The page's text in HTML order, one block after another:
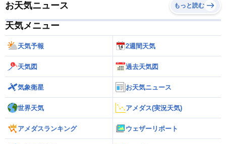
お天気ニュース もっと読む
天気メニュー
天気予報 2週間天気
天気図 過去天気図
気象衛星 お天気ニュース
世界天気 アメダス(実況天気)
アメダスランキング ウェザーリポート